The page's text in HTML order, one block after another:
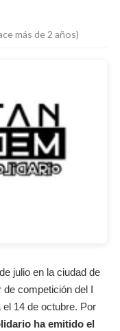
más de 2 años)
julio en la ciudad de
de competición del I
el 14 de octubre. Por
ha emitido el